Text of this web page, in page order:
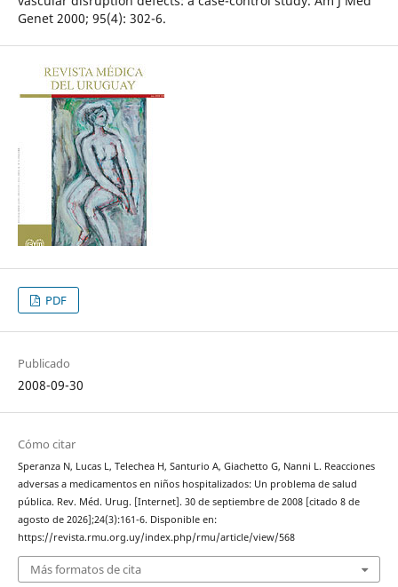
Genet 2000; 95(4): 302-6.
PDF
Publicado
2008-09-30
Cómo citar
Speranza N, Lucas L, Telechea H, Santurio A, Giachetto G, Nanni L. Reacciones
adversas a medicamentos en niños hospitalizados: Un problema de salud
pública. Rev. Méd. Urug. [Internet]. 30 de septiembre de 2008 [citado 8 de
agosto de 2026];24(3):161-6. Disponible en:
https://revista.rmu.org.uy/index.php/rmu/article/view/568
Más formatos de cita